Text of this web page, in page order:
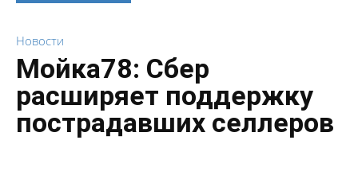
Новости
Мойка78: Сбер
расширяет поддержку
пострадавших селлеров